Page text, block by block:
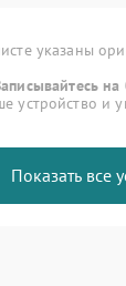
указаны
на
устройство и
Показать все